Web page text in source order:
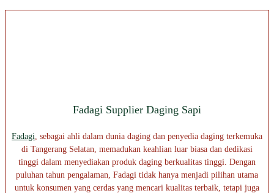
Fadagi Supplier Daging Sapi
Fadagi , sebagai ahli dalam dunia daging dan penyedia daging terkemuka
di Tangerang Selatan, memadukan keahlian luar biasa dan dedikasi
tinggi dalam menyediakan produk daging berkualitas tinggi. Dengan
puluhan tahun pengalaman, Fadagi tidak hanya menjadi pilihan utama
untuk konsumen yang cerdas yang mencari kualitas terbaik, tetapi juga